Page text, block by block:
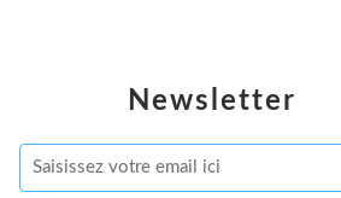
Newsletter